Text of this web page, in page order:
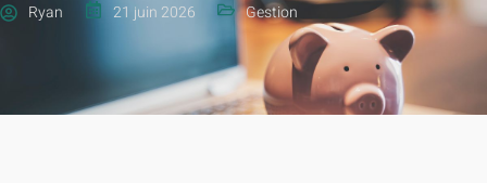
Ryan 21 juin 2026 Gestion